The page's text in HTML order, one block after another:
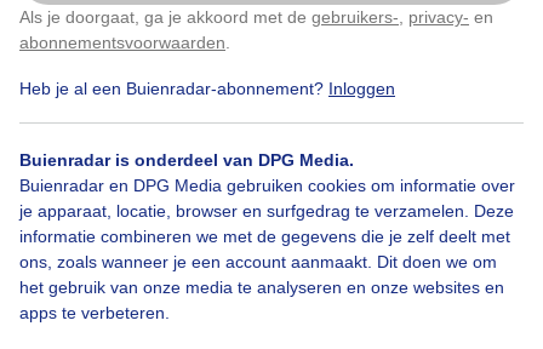
Als je doorgaat, ga je akkoord met de gebruikers- privacy- en
abonnementsvoorwaarden
Heb je al een Buienradar-abonnement? Inloggen
Buienradar is onderdeel van DPG Media.
Buienradar en DPG Media gebruiken cookies om informatie over
je apparaat, locatie, browser en surfgedrag te verzamelen. Deze
informatie combineren we met de gegevens die je zelf deelt met
ons, zoals wanneer je een account aanmaakt. Dit doen we om
het gebruik van onze media te analyseren en onze websites en
apps te verbeteren.
Spinnenweb Zonsopkomst
Klik hierom dit aan te passen